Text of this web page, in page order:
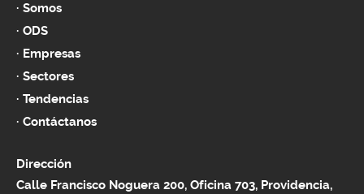
Somos
ODS
Empresas
Sectores
Tendencias
Contáctanos
Dirección
Calle Francisco Noguera 200, Oficina 703, Providencia,